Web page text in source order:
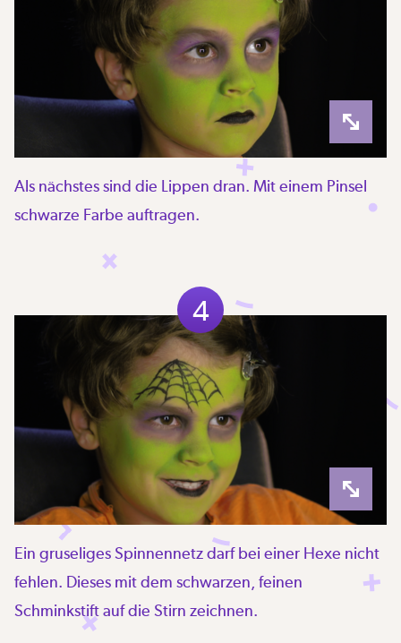
Als nächstes sind die Lippen dran. Mit einem Pinsel
schwarze Farbe auftragen.
4
Ein gruseliges Spinnennetz darf bei einer Hexe nicht
fehlen. Dieses mit dem schwarzen, feinen
Schminkstift auf die Stirn zeichnen.